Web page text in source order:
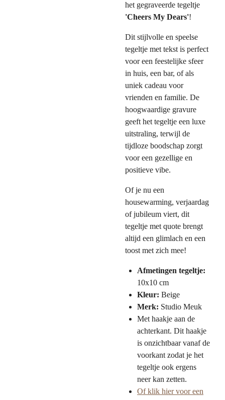
het gegraveerde tegeltje
'Cheers My Dears'!
Dit stijlvolle en speelse
tegeltje met tekst is perfect
voor een feestelijke sfeer
in huis, een bar, of als
uniek cadeau voor
vrienden en familie. De
hoogwaardige gravure
geeft het tegeltje een luxe
uitstraling, terwijl de
tijdloze boodschap zorgt
voor een gezellige en
positieve vibe.
Of je nu een
housewarming, verjaardag
of jubileum viert, dit
tegeltje met quote brengt
altijd een glimlach en een
toost met zich mee!
Afmetingen tegeltje:
10x10 cm
Kleur: Beige
Merk: Studio Meuk
Met haakje aan de
achterkant. Dit haakje
is onzichtbaar vanaf de
voorkant zodat je het
tegeltje ook ergens
neer kan zetten.
Of klik hier voor een